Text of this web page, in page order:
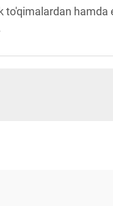
to'qimalardan hamda